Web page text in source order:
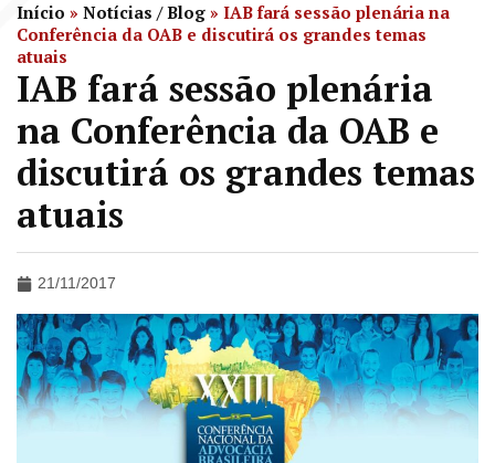
Início » Notícias / Blog » IAB fará sessão plenária na
Conferência da OAB e discutirá os grandes temas
atuais
IAB fará sessão plenária
na Conferência da OAB e
discutirá os grandes temas
atuais
21/11/2017